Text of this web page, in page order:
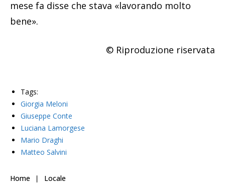
mese fa disse che stava «lavorando molto
bene».
© Riproduzione riservata
Tags:
Giorgia Meloni
Giuseppe Conte
Luciana Lamorgese
Mario Draghi
Matteo Salvini
Home Locale